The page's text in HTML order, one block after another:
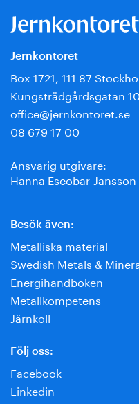
Jernkontoret
Box 1721, 111 87
Kungsträdgårdsgatan 10
office@jernkontoret.se
08 679 17 00
Ansvarig utgivare:
Hanna Escobar-Jansson
Besök även:
Metalliska material
Swedish Metals &
Energihandboken
Metallkompetens
Järnkoll
Följ oss:
Facebook
Linkedin